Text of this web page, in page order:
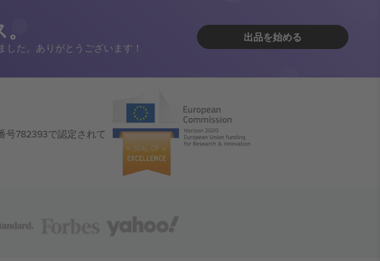
た。ありがとうございます！
出品を始める
号782393で認定されて